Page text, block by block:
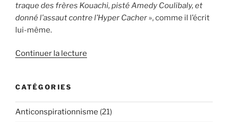
traque des frères Kouachi, pisté Amedy Coulibaly, et
donné l’assaut contre l’Hyper Cacher », comme il l’écrit
lui-même.
Continuer la lecture
interdite
des
CATÉGORIES
Anticonspirationnisme (21)